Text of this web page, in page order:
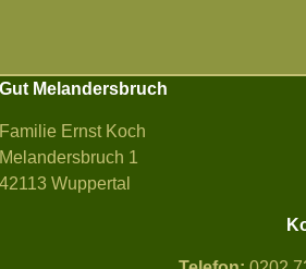
Gut Melandersbruch
Familie Ernst Koch
Melandersbruch 1
42113 Wuppertal